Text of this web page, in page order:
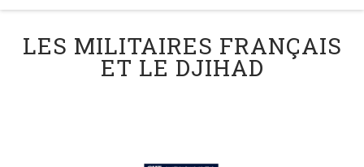
content
LES MILITAIRES FRANÇAIS
ET LE DJIHAD